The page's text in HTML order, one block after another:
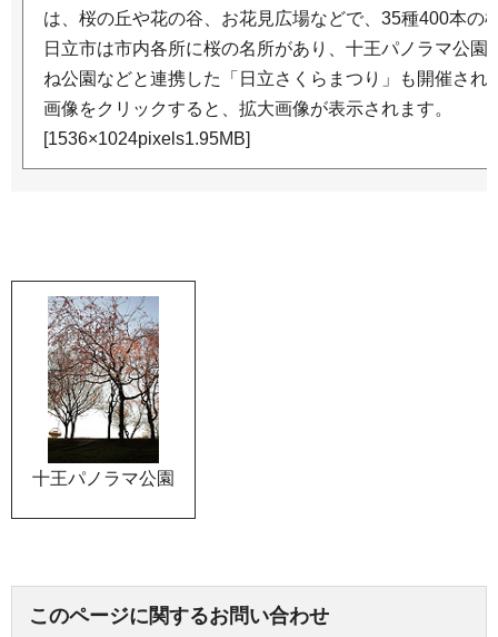
は、桜の丘や花の谷、お花見広場などで、35種400本の
日立市は市内各所に桜の名所があり、十王パノラマ公園
ね公園などと連携した「日立さくらまつり」も開催され
画像をクリックすると、拡大画像が表示されます。
[1536×1024pixels1.95MB]
十王パノラマ公園
このページに関するお問い合わせ